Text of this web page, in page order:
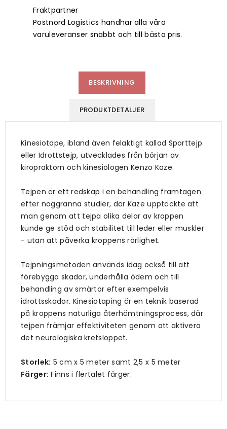
Fraktpartner
Postnord Logistics handhar alla våra
varuleveranser snabbt och till bästa pris.
BESKRIVNING
PRODUKTDETALJER
Kinesiotape, ibland även felaktigt kallad Sporttejp
eller Idrottstejp, utvecklades från början av
kiropraktorn och kinesiologen Kenzo Kaze.
Tejpen är ett redskap i en behandling framtagen
efter noggranna studier, där Kaze upptäckte att
man genom att tejpa olika delar av kroppen
kunde ge stöd och stabilitet till leder eller muskler
- utan att påverka kroppens rörlighet.
Tejpningsmetoden används idag också till att
förebygga skador, underhålla ödem och till
behandling av smärtor efter exempelvis
idrottsskador. Kinesiotaping är en teknik baserad
på kroppens naturliga återhämtningsprocess, där
tejpen främjar effektiviteten genom att aktivera
det neurologiska kretsloppet.
Storlek: 5 cm x 5 meter samt 2,5 x 5 meter
Färger: Finns i flertalet färger.